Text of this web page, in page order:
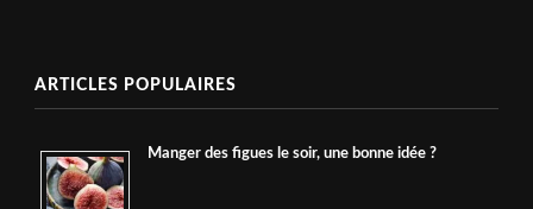
ARTICLES POPULAIRES
Manger des figues le soir, une bonne idée ?